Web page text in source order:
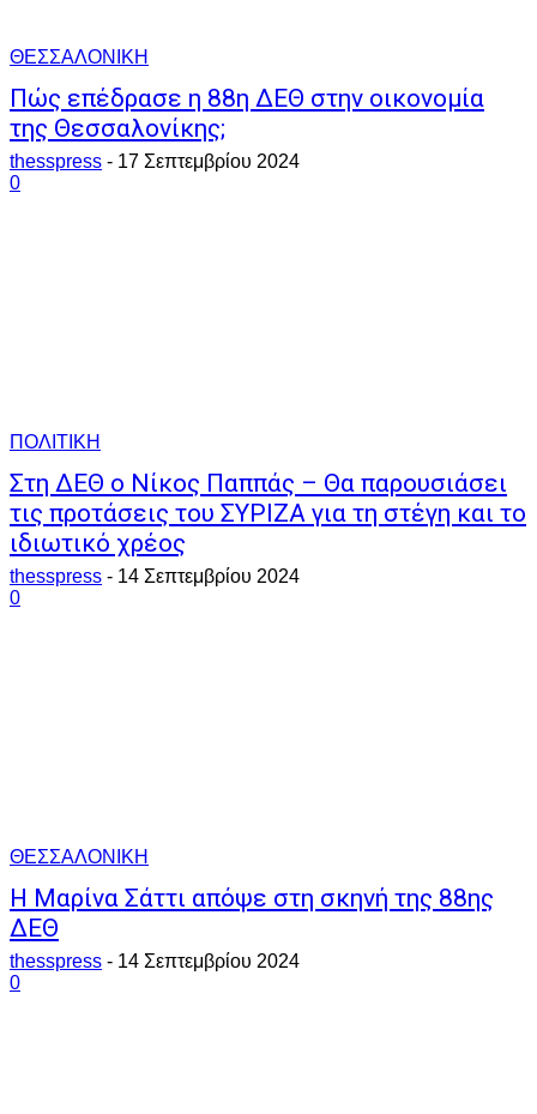
ΘΕΣΣΑΛΟΝΙΚΗ
Πώς επέδρασε η 88η ΔΕΘ στην οικονομία
της Θεσσαλονίκης;
thesspress - 17 Σεπτεμβρίου 2024
0
ΠΟΛΙΤΙΚΗ
Στη ΔΕΘ ο Νίκος Παππάς – Θα παρουσιάσει
τις προτάσεις του ΣΥΡΙΖΑ για τη στέγη και το
ιδιωτικό χρέος
thesspress - 14 Σεπτεμβρίου 2024
0
ΘΕΣΣΑΛΟΝΙΚΗ
Η Μαρίνα Σάττι απόψε στη σκηνή της 88ης
ΔΕΘ
thesspress - 14 Σεπτεμβρίου 2024
0